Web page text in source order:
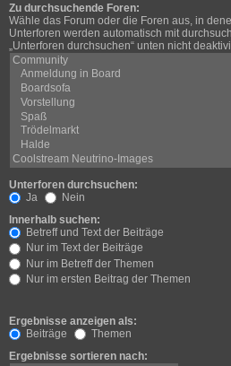
Zu durchsuchende Foren:
Wähle das Forum oder die Foren aus, in
Unterforen werden automatisch mit
„Unterforen durchsuchen“ unten nicht
Unterforen durchsuchen:
Ja
Nein
Innerhalb suchen:
Betreff und Text der Beiträge
Nur im Text der Beiträge
Nur im Betreff der Themen
Nur im ersten Beitrag der Themen
Ergebnisse anzeigen als:
Beiträge
Themen
Ergebnisse sortieren nach: